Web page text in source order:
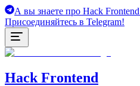
А вы знаете про Hack
Присоединяйтесь в Telegram!
Hack Frontend